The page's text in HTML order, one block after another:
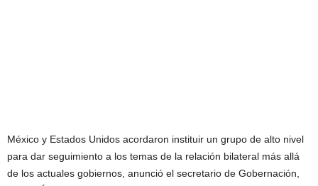
México y Estados Unidos acordaron instituir un grupo de alto nivel
para dar seguimiento a los temas de la relación bilateral más allá
de los actuales gobiernos, anunció el secretario de Gobernación,